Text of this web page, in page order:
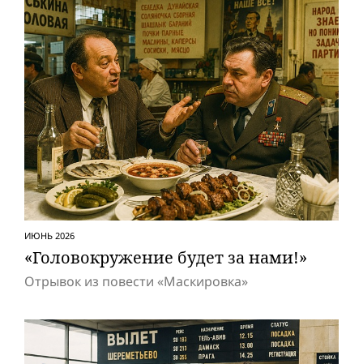
ИЮНЬ 2026
«Головокружение будет за нами!»
Отрывок из повести «Маскировка»